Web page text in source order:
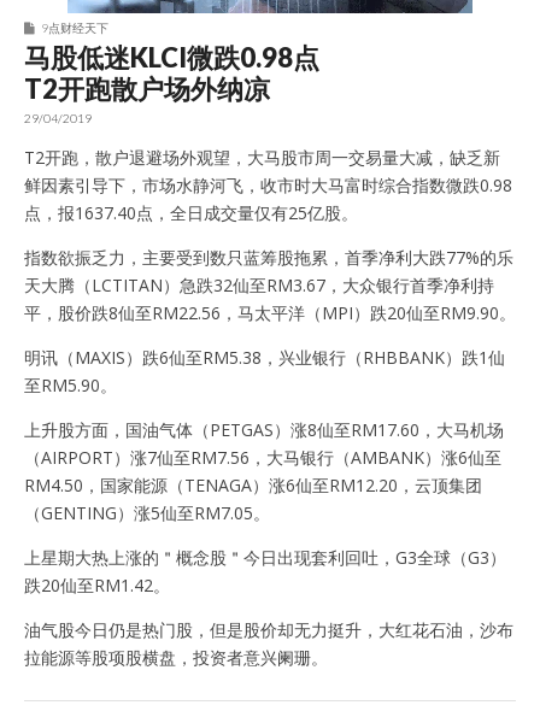
9点财经天下
马股低迷KLCI微跌0.98点
T2开跑散户场外纳凉
29/04/2019
T2开跑，散户退避场外观望，大马股市周一交易量大减，缺乏新
鲜因素引导下，市场水静河飞，收市时大马富时综合指数微跌0.98
点，报1637.40点，全日成交量仅有25亿股。
指数欲振乏力，主要受到数只蓝筹股拖累，首季净利大跌77%的乐
天大腾（LCTITAN）急跌32仙至RM3.67，大众银行首季净利持
平，股价跌8仙至RM22.56，马太平洋（MPI）跌20仙至RM9.90。
明讯（MAXIS）跌6仙至RM5.38，兴业银行（RHBBANK）跌1仙
至RM5.90。
上升股方面，国油气体（PETGAS）涨8仙至RM17.60，大马机场
（AIRPORT）涨7仙至RM7.56，大马银行（AMBANK）涨6仙至
RM4.50，国家能源（TENAGA）涨6仙至RM12.20，云顶集团
（GENTING）涨5仙至RM7.05。
上星期大热上涨的＂概念股＂今日出现套利回吐，G3全球（G3）
跌20仙至RM1.42。
油气股今日仍是热门股，但是股价却无力挺升，大红花石油，沙布
拉能源等股项股横盘，投资者意兴阑珊。